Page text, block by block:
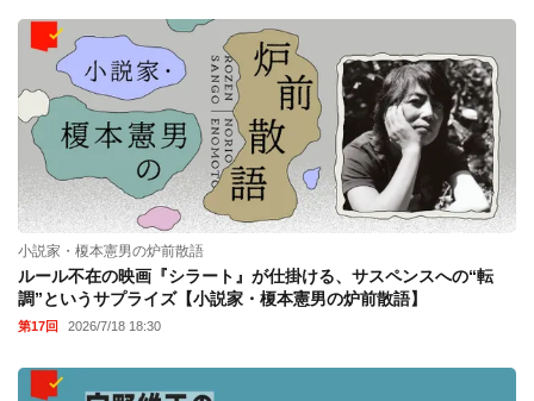
小説家・榎本憲男の炉前散語
ルール不在の映画『シラート』が仕掛ける、サスペンスへの“転
調”というサプライズ【小説家・榎本憲男の炉前散語】
第17回 2026/7/18 18:30